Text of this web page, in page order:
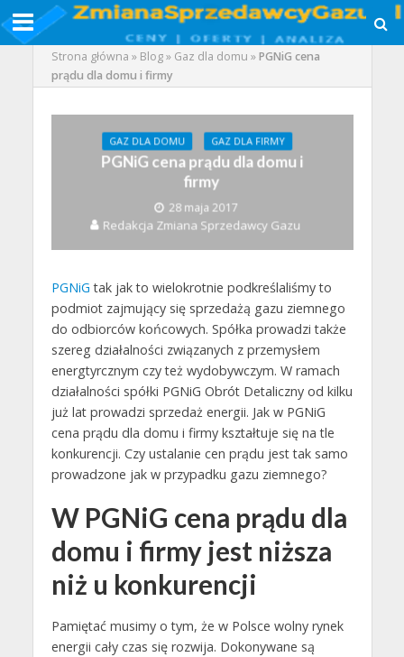
Strona główna » Blog» Gaz dla domu »PGNiG cena
prądu dla domu i firmy
GAZ DLA DOMU GAZ DLA FIRMY
PGNiG cena prądu dla domu i
firmy
28 maja 2017
Redakcja Zmiana Sprzedawcy Gazu
PGNiG tak jak to wielokrotnie podkreślaliśmy to
podmiot zajmujący się sprzedażą gazu ziemnego
do odbiorców końcowych. Spółka prowadzi także
szereg działalności związanych z przemysłem
energtyrcznym czy też wydobywczym. W ramach
działalności spółki PGNiG Obrót Detaliczny od kilku
już lat prowadzi sprzedaż energii. Jak w PGNiG
cena prądu dla domu i firmy kształtuje się na tle
konkurencji. Czy ustalanie cen prądu jest tak samo
prowadzone jak w przypadku gazu ziemnego?
W PGNiG cena prądu dla
domu i firmy jest niższa
niż u konkurencji
Pamiętać musimy o tym, że w Polsce wolny rynek
energii cały czas się rozwija. Dokonywane są